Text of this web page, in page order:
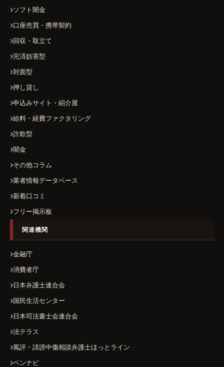
ソフト闇金
口座売買・携帯契約
回収・取立て
完済妨害型
対面型
押し貸し
申込みサイト・紹介屋
給料・経費ファクタリング
詐欺型
闇金
その他コラム
業者情報データベース
新着口コミ
フリー掲示板
関連機関
金融庁
消費者庁
日本弁護士連合会
国民生活センター
日本司法書士会連合会
法テラス
風評・誹謗中傷相談弁護士ほっとライン
ベンナビ